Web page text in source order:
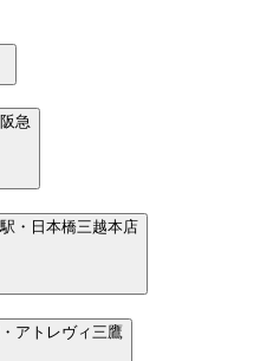
急
・日本橋三越本店
・アトレヴィ三鷹